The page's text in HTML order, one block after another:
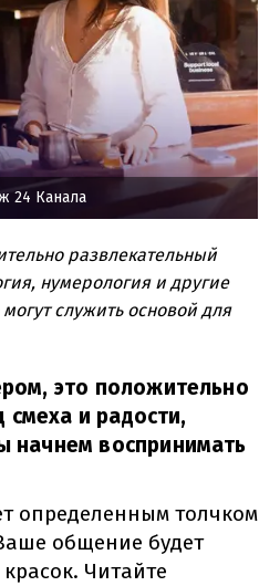
24 Канала
развлекательный
нумерология и другие
служить основой для
это положительно
смеха и радости,
начнем воспринимать
определенным толчком
общение будет
Читайте